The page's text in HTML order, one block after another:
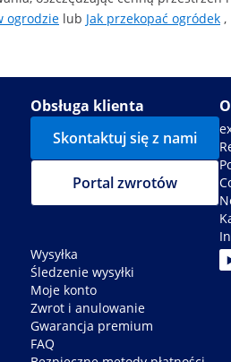
ogrodzie lub Jak przekopać ogródek ,
Obsługa klienta
Skontaktuj się z nami
Portal zwrotów
Wysyłka
Śledzenie wysyłki
Moje konto
Zwrot i anulowanie
Gwarancja premium
FAQ